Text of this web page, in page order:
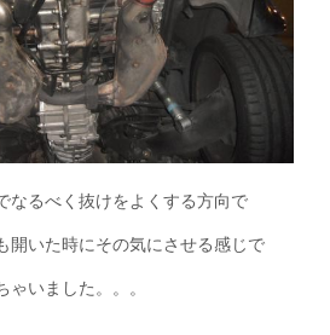
なるべく抜けをよくする方向で
開いた時にその気にさせる感じで
いました。。。